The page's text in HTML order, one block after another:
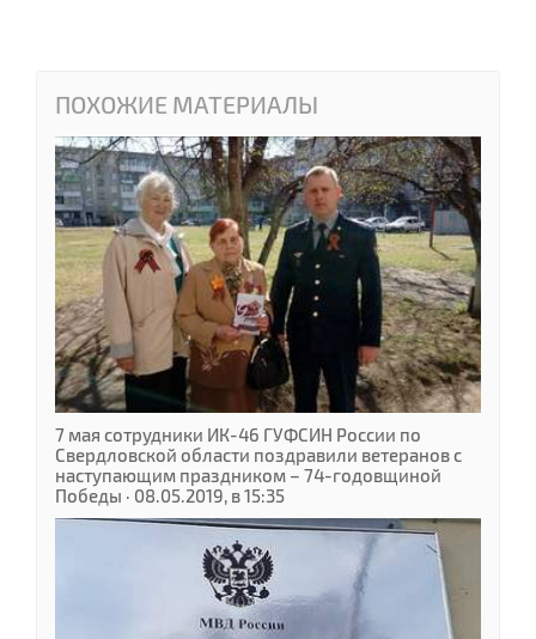
ПОХОЖИЕ МАТЕРИАЛЫ
7 мая сотрудники ИК-46 ГУФСИН России по
Свердловской области поздравили ветеранов с
наступающим праздником – 74-годовщиной
Победы · 08.05.2019, в 15:35